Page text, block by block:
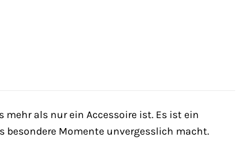
mehr als nur ein Accessoire ist. Es ist ein
besondere Momente unvergesslich macht.